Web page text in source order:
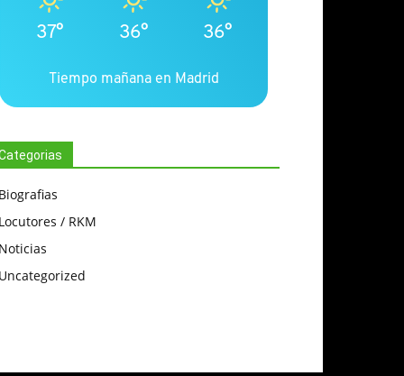
37° 36° 36°
Tiempo mañana en Madrid
Biografias
Locutores / RKM
Noticias
Uncategorized